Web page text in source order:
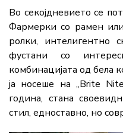
Во секојдневието се
Фармерки со рамен
ролки, интелигентно
фустани со
комбинацијата од бела
ја носеше на „Brite
година, стана
стил, едноставно, но